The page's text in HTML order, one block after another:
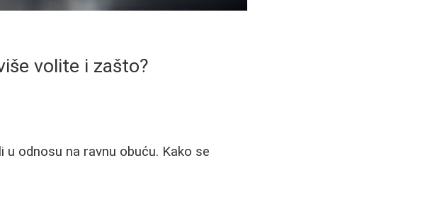
volite i zašto?
odnosu na ravnu obuću. Kako se